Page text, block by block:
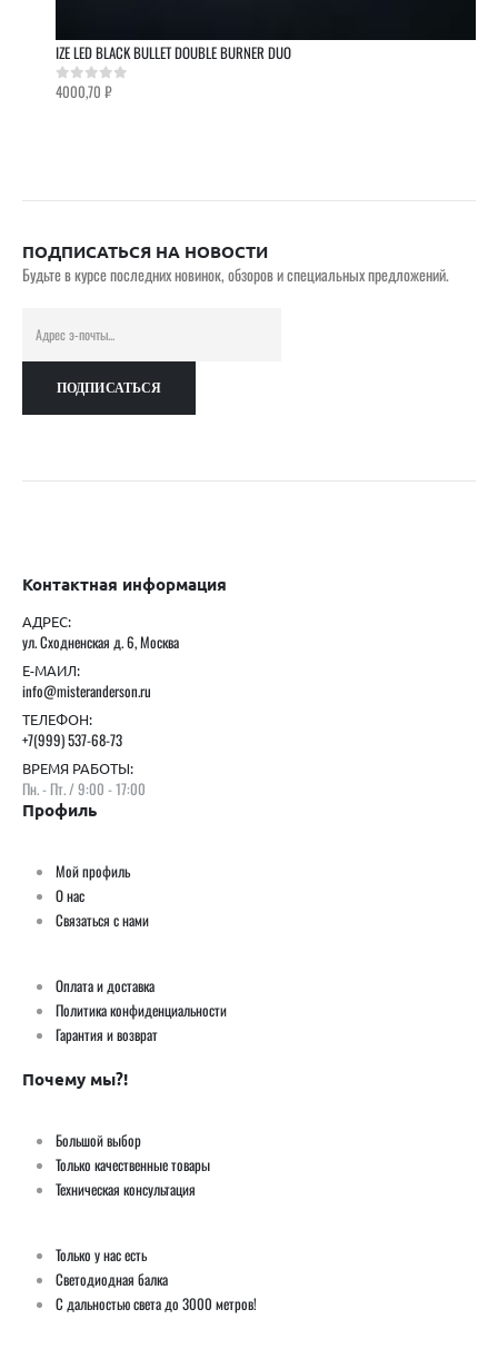
IZE LED BLACK BULLET DOUBLE BURNER DUO
0out of 5
4000,70 ₽
ПОДПИСАТЬСЯ НА НОВОСТИ
Будьте в курсе последних новинок, обзоров и специальных предложений.
Контактная информация
АДРЕС:
ул. Сходненская д. 6, Москва
Е-МАИЛ:
info@misteranderson.ru
ТЕЛЕФОН:
+7(999) 537-68-73
ВРЕМЯ РАБОТЫ:
Пн. - Пт. / 9:00 - 17:00
Профиль
Мой профиль
О нас
Связаться с нами
Оплата и доставка
Политика конфиденциальности
Гарантия и возврат
Почему мы?!
Большой выбор
Только качественные товары
Техническая консультация
Только у нас есть
Светодиодная балка
С дальностью света до 3000 метров!